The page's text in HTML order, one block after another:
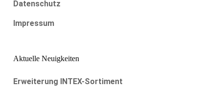
Datenschutz
Impressum
Aktuelle Neuigkeiten
Erweiterung INTEX-Sortiment